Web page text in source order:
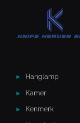
Hanglamp
Kamer
Kenmerk